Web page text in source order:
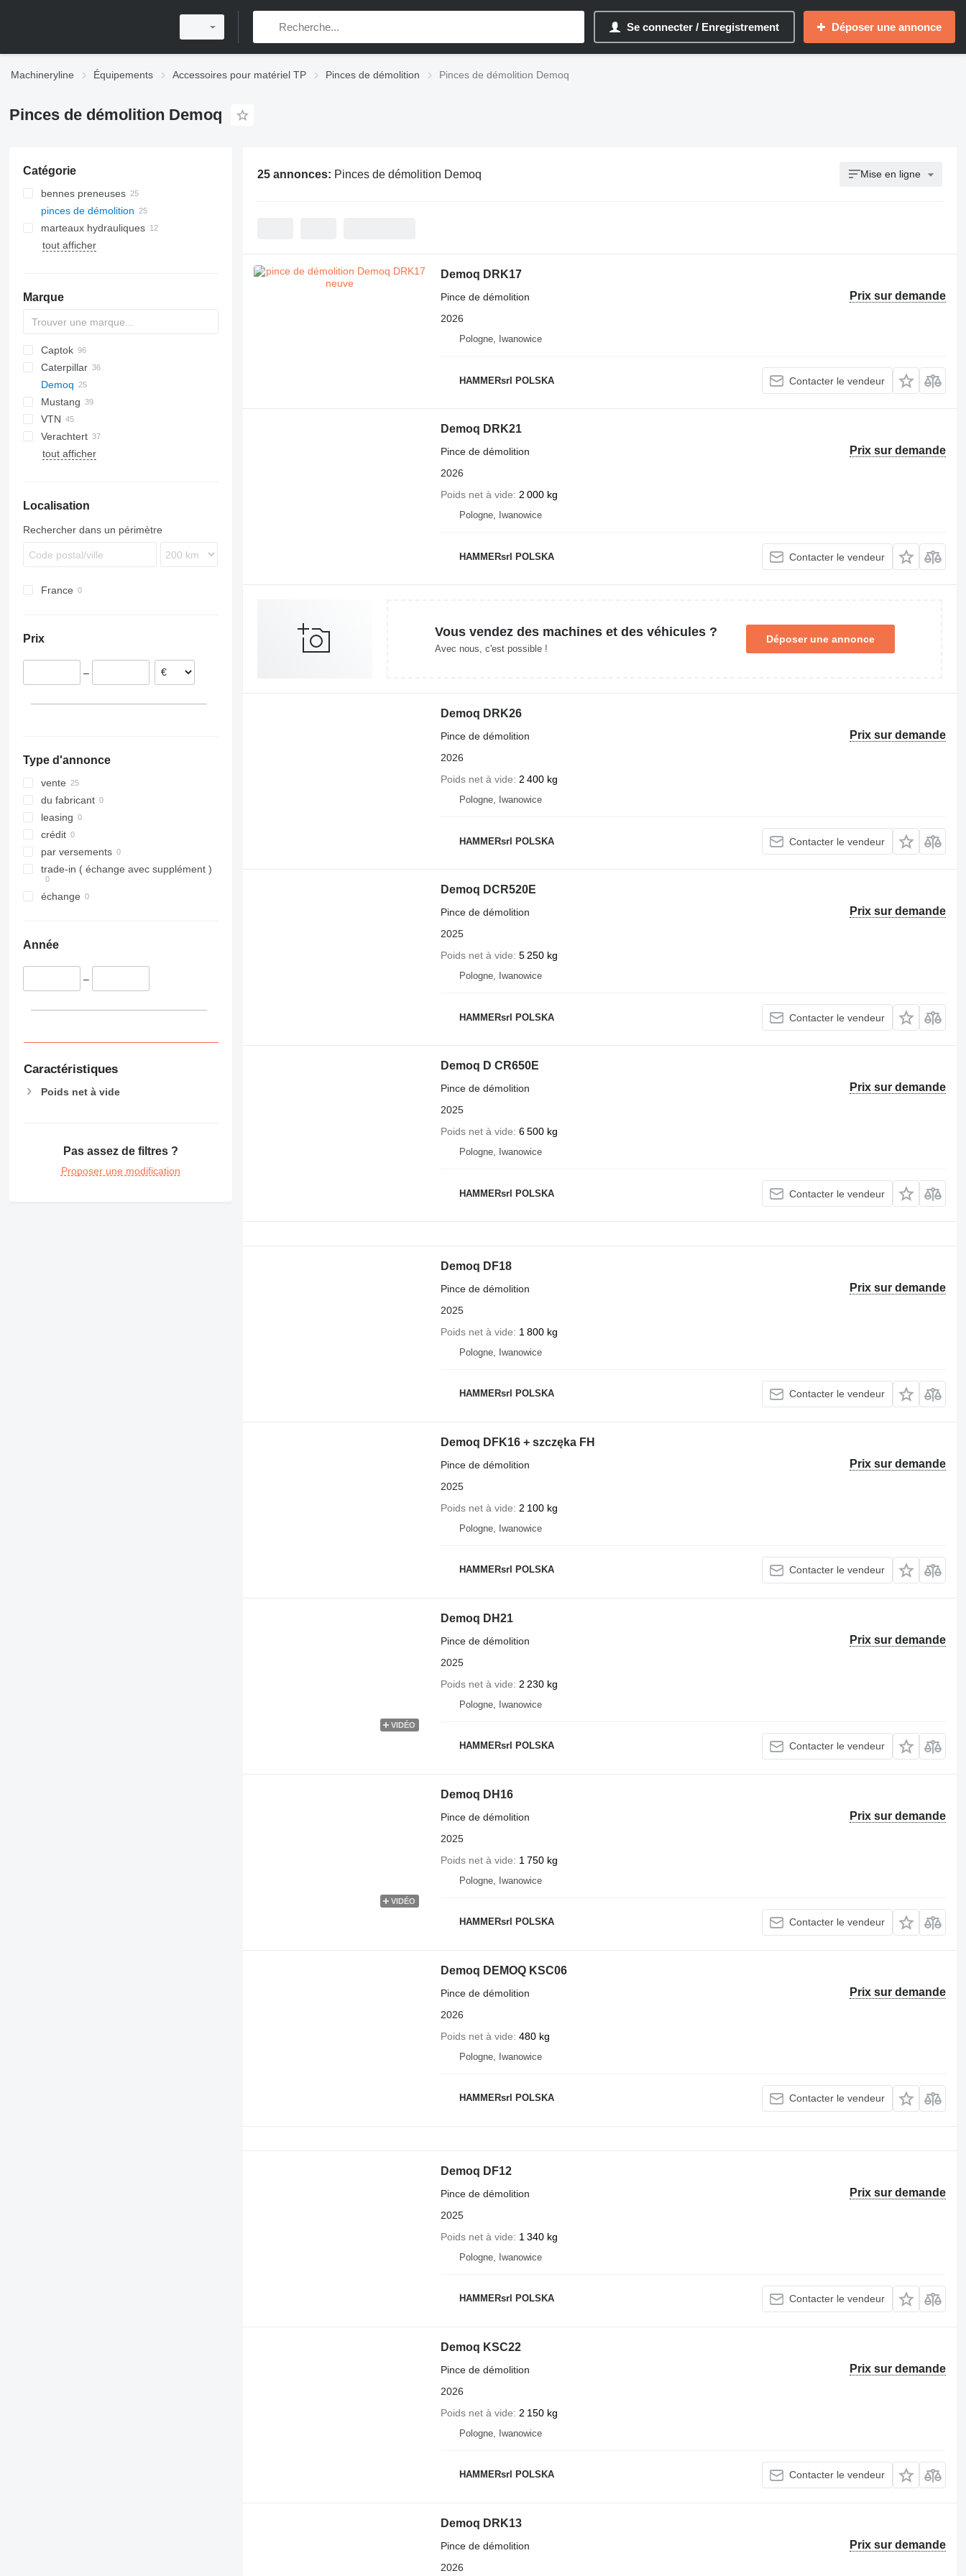
Se connecter / Enregistrement Déposer une annonce
Machineryline Équipements Accessoires pour matériel TP Pinces de démolition Pinces de démolition Demoq
Pinces de démolition Demoq
Catégorie
bennes preneuses
pinces de démolition
marteaux hydrauliques
tout afficher
Marque
Captok
CK
Caterpillar
215
308
315
318
324
Demoq
EC
S
EHP
HFP
HSS
MK
AD
MB
Mustang
FH
GRP
RH
OQ
CUT
TOP
TS
RB
VTN
PD
Verachtert
CW
Woodcracker
tout afficher
Localisation
Rechercher dans un périmètre
France
Prix
–
Type d'annonce
vente
du fabricant
leasing
crédit
par versements
trade-in ( échange avec supplément )
échange
Année
–
Caractéristiques
Poids net à vide
Pas assez de filtres ?
Proposer une modification
25 annonces: Pinces de démolition Demoq Mise en ligne
Demoq DRK17
Prix sur demande
Pince de démolition
2026
Pologne, Iwanowice
HAMMERsrl POLSKA Contacter le vendeur
Demoq DRK21
Prix sur demande
Pince de démolition
2026
Poids net à vide
2 000 kg
Pologne, Iwanowice
HAMMERsrl POLSKA Contacter le vendeur
Vous vendez des machines et des véhicules ?
Avec nous, c'est possible !
Déposer une annonce
Demoq DRK26
Prix sur demande
Pince de démolition
2026
Poids net à vide
2 400 kg
Pologne, Iwanowice
HAMMERsrl POLSKA Contacter le vendeur
Demoq DCR520E
Prix sur demande
Pince de démolition
2025
Poids net à vide 5 250 kg
Pologne, Iwanowice
HAMMERsrl POLSKA Contacter le vendeur
Demoq D CR650E
Prix sur demande
Pince de démolition
2025
Poids net à vide 6 500 kg
Pologne, Iwanowice
HAMMERsrl POLSKA Contacter le vendeur
Demoq DF18
Prix sur demande
Pince de démolition
2025
Poids net à vide
1 800 kg
Pologne, Iwanowice
HAMMERsrl POLSKA Contacter le vendeur
Demoq DFK16 + szczęka FH
Prix sur demande
Pince de démolition
2025
Poids net à vide
2 100 kg
Pologne, Iwanowice
HAMMERsrl POLSKA Contacter le vendeur
VIDÉO
Demoq DH21
Prix sur demande
Pince de démolition
2025
Poids net à vide
2 230 kg
Pologne, Iwanowice
HAMMERsrl POLSKA Contacter le vendeur
VIDÉO
Demoq DH16
Prix sur demande
Pince de démolition
2025
Poids net à vide
1 750 kg
Pologne, Iwanowice
HAMMERsrl POLSKA Contacter le vendeur
Demoq DEMOQ KSC06
Prix sur demande
Pince de démolition
2026
Poids net à vide 480 kg
Pologne, Iwanowice
HAMMERsrl POLSKA Contacter le vendeur
Demoq DF12
Prix sur demande
Pince de démolition
2025
Poids net à vide
1 340 kg
Pologne, Iwanowice
HAMMERsrl POLSKA Contacter le vendeur
Demoq KSC22
Prix sur demande
Pince de démolition
2026
Poids net à vide
2 150 kg
Pologne, Iwanowice
HAMMERsrl POLSKA Contacter le vendeur
Demoq DRK13
Prix sur demande
Pince de démolition
2026